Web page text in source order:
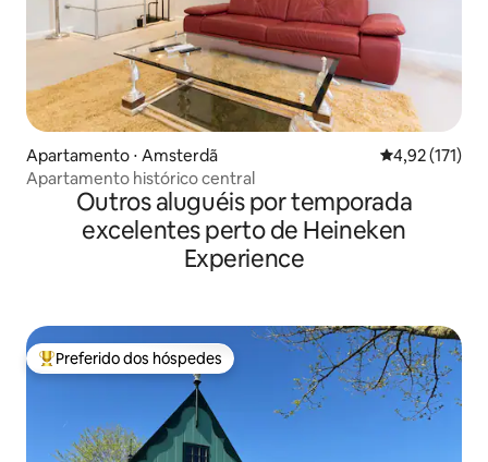
Apartamento ⋅ Amsterdã 4,92 de uma
4,92 (171)
Apartamento histórico central
Outros aluguéis por temporada
excelentes perto de Heineken
Experience
Entre os melhores preferidos dos hóspedes
Preferido dos hóspedes